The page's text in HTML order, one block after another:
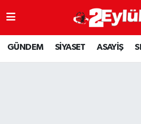
GÜNDEM SİYASET ASAYİŞ
ASAYİŞ
DÜNYA
Nöbetçi Eczaneler
Hava Durumu